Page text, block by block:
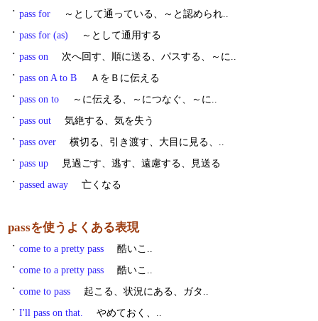
・ pass for
～として通っている、～と認められ..
・ pass for (as)
～として通用する
・ pass on
次へ回す、順に送る、パスする、～に..
・ pass on A to B
ＡをＢに伝える
・ pass on to
～に伝える、～につなぐ、～に..
・ pass out
気絶する、気を失う
・ pass over
横切る、引き渡す、大目に見る、..
・ pass up
見過ごす、逃す、遠慮する、見送る
・ passed away 亡くなる
passを使うよくある表現
・ come to a pretty pass
酷いこ..
・ come to a pretty pass
酷いこ..
・ come to pass
起こる、状況にある、ガタ..
・ I'll pass on that.
やめておく、..